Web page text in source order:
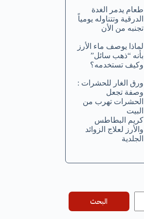
طعام يدمر الغدة
الدرقية وتتناوله يومياً
تجنبه من الأن
لماذا يوصف ماء الأرز
بأنه “ذهب سائل”
وكيف تستخدمه؟
ورق الغار للحشرات :
وصفة تجعل
الحشرات تهرب من
البيت
كريم البطاطس
والأرز لعلاج الزوائد
الجلدية
البحث